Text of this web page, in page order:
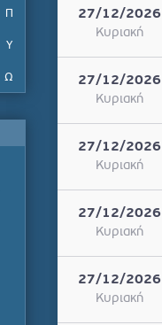
Π
Υ
Ω
27/12/2026
Κυριακή
27/12/2026
Κυριακή
27/12/2026
Κυριακή
27/12/2026
Κυριακή
27/12/2026
Κυριακή